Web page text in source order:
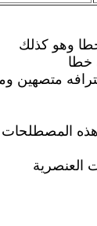
وهو كذلك
خطا
متصهين
المصطلحات
العنصرية